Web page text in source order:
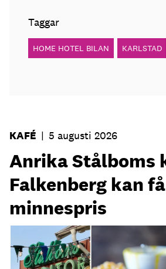
Taggar
HOME HOTEL BILAN KARLSTAD
KAFÉ | 5 augusti 2026
Anrika Stålboms
Falkenberg kan få
minnespris
Heléne och Micael Stålbom